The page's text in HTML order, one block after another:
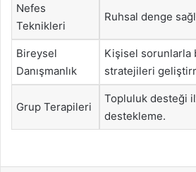
Nefes
Teknikleri
Ruhsal denge
Bireysel
Danışmanlık
Kişisel sorunlarla
stratejileri
Grup Terapileri
Topluluk desteği
destekleme.